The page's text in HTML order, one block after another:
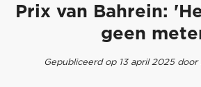
Prix van Bahrein:
geen
Gepubliceerd op 13 april 2025